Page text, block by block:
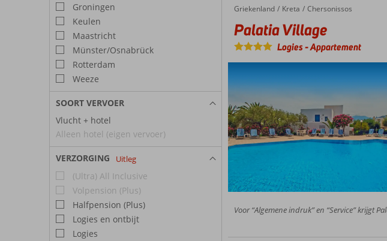
Groningen
Keulen
Maastricht
Münster/Osnabrück
Rotterdam
Weeze
SOORT VERVOER
Vlucht + hotel
Alleen hotel (eigen vervoer)
VERZORGING Uitleg
(Ultra) All Inclusive
Volpension (Plus)
Halfpension (Plus)
Logies en ontbijt
Logies
Home
Griekenland Kreta Chersonissos
Palatia Village
Palatia Village
Logies-Appartement
Voor “Algemene indruk” en “Service” krijgt